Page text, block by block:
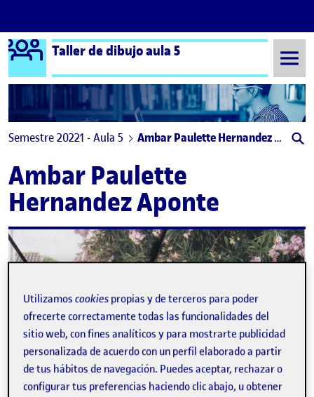
Saltar al contenido
Logo Ágora
Taller de dibujo aula 5
Semestre 20221 - Aula 5 Ambar Paulette Hernandez Aponte
Ambar Paulette
Hernandez Aponte
Utilizamoscookies propias y de terceros para poder
ofrecerte correctamente todas las funcionalidades del
sitio web, con fines analíticos y para mostrarte publicidad
personalizada de acuerdo con un perfil elaborado a partir
de tus hábitos de navegación. Puedes aceptar, rechazar o
configurar tus preferencias haciendo clic abajo, u obtener